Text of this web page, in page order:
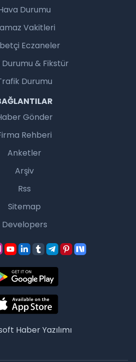
Durumu
Vakitleri
Eczaneler
Durumu & Fikstür
Durumu
Gönder
Rehberi
Anketler
Arşiv
Rss
Sitemap
Developers
Haber Yazılımı